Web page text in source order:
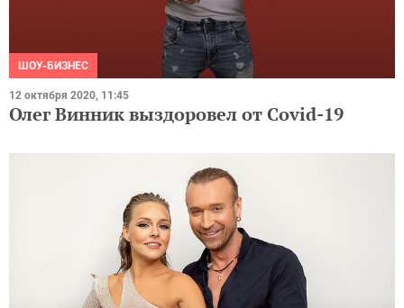
ШОУ-БИЗНЕС
12 октября 2020, 11:45
Олег Винник выздоровел от Covid-19